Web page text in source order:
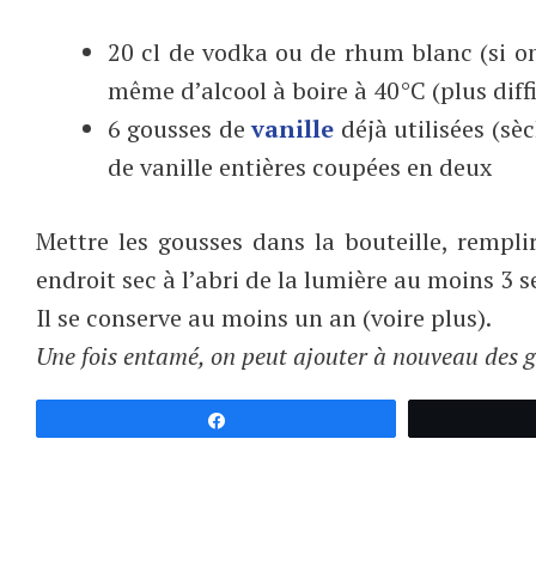
20 cl de vodka ou de rhum blanc (si
même d’alcool à boire à 40°C (plus
6 gousses devanille déjà utilisées
de vanille entières coupées en deux
Mettre les gousses dans la bouteille,
endroit sec à l’abri de la lumière au moins 3
Il se conserve au moins un an (voire plus).
Une fois entamé, on peut ajouter à nouveau des